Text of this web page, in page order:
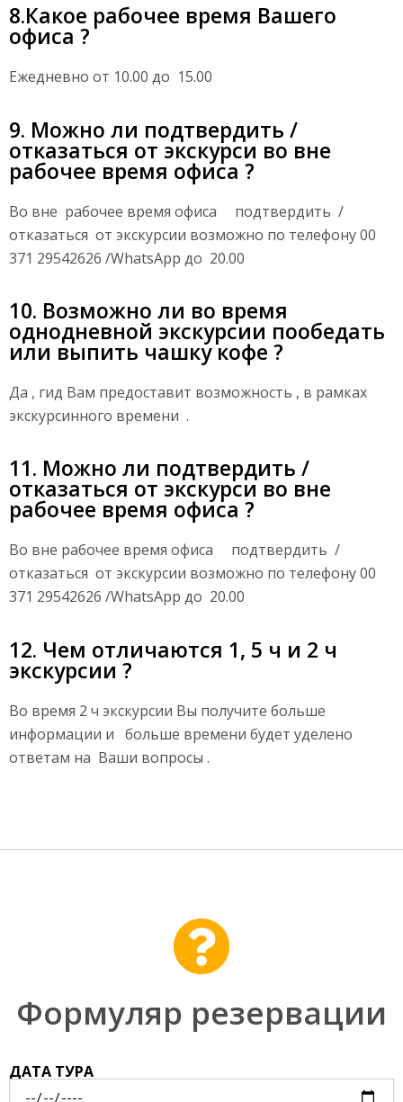
8.Какое рабочее время Вашего
офиса ?
Ежедневно от 10.00 до 15.00
9. Можно ли подтвердить /
отказаться от экскурси во вне
рабочее время офиса ?
Во вне рабочее время офиса подтвердить /
отказаться от экскурсии возможно по телефону 00
371 29542626 /WhatsApp до 20.00
10. Возможно ли во время
однодневной экскурсии пообедать
или выпить чашку кофе ?
Да , гид Вам предоставит возможность , в рамках
экскурсинного времени .
11. Можно ли подтвердить /
отказаться от экскурси во вне
рабочее время офиса ?
Во вне рабочее время офиса подтвердить /
отказаться от экскурсии возможно по телефону 00
371 29542626 /WhatsApp до 20.00
12. Чем отличаются 1, 5 ч и 2 ч
экскурсии ?
Во время 2 ч экскурсии Вы получите больше
информации и больше времени будет уделено
ответам на Ваши вопросы .
Формуляр резервации
ДАТА ТУРА